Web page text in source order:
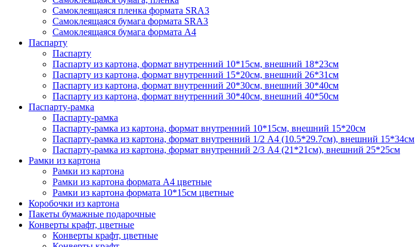
Самоклеящаяся пленка формата SRА3
Самоклеящаяся бумага формата SRА3
Самоклеящаяся бумага формата А4
Паспарту
Паспарту
Паспарту из картона, формат внутренний 10*15см, внешний 18*23см
Паспарту из картона, формат внутренний 15*20см, внешний 26*31см
Паспарту из картона, формат внутренний 20*30см, внешний 30*40см
Паспарту из картона, формат внутренний 30*40см, внешний 40*50см
Паспарту-рамка
Паспарту-рамка
Паспарту-рамка из картона, формат внутренний 10*15см, внешний 15*20см
Паспарту-рамка из картона, формат внутренний 1/2 А4 (10.5*29.7см), внешний 15*34см
Паспарту-рамка из картона, формат внутренний 2/3 А4 (21*21см), внешний 25*25см
Рамки из картона
Рамки из картона
Рамки из картона формата А4 цветные
Рамки из картона формата 10*15см цветные
Коробочки из картона
Пакеты бумажные подарочные
Конверты крафт, цветные
Конверты крафт, цветные